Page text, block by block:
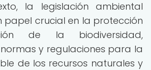
la legislación ambiental
papel crucial en la protección
de la biodiversidad,
y regulaciones para la
de los recursos naturales y